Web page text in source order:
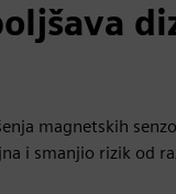
magnetskih
i smanjio rizik od